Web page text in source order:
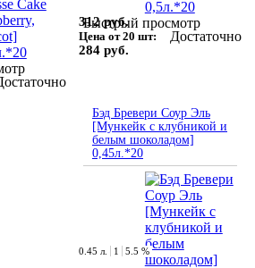
Быстрый просмотр
312 руб.
Цена от 20 шт:
284 руб.
Достаточно
Бэд Бревери Соур Эль
[Мункейк с клубникой и
белым шоколадом]
0,45л.*20
0.45 л. 1 5.5 %